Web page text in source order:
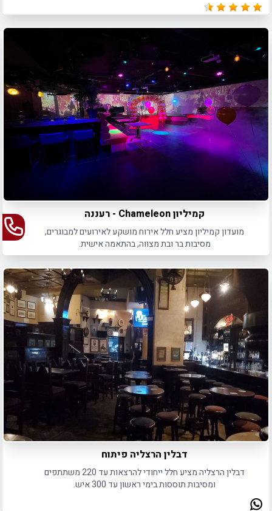
קמיליון Chameleon - רעננה
מועדון קמיליון מציע חלל אירוח מושקע לאירועים למבוגרים,
מסיבות בר ובת מצווה, בהתאמה אישית.
דבלין הרצליה פיתוח
דבלין הרצליה מציע חלל ייחודי להרצאות עד 220 משתתפים
ומסיבות תוססות בימי ראשון עד 300 איש.